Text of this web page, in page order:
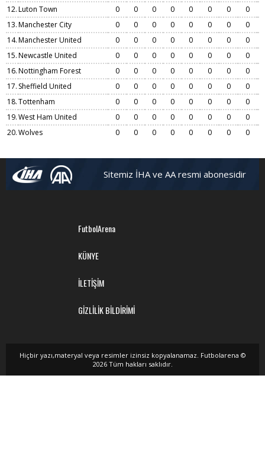
12.Luton Town 0 0 0 0 0 0 0
0
13.Manchester City 0 0 0 0 0 0 0
0
14.Manchester United 0 0 0 0 0 0 0
0
15.Newcastle United 0 0 0 0 0 0 0
0
16.Nottingham Forest 0 0 0 0 0 0 0
0
17. Sheffield United 0 0 0 0 0 0 0
0
18.Tottenham 0 0 0 0 0 0 0
0
19.West Ham United 0 0 0 0 0 0 0
0
20.Wolves 0 0 0 0 0 0 0 0
Sitemiz İHA ve AA resmi abonesidir
FutbolArena
KÜNYE
İLETİŞİM
GİZLİLİK BİLDİRİMİ
Hiçbir yazı,materyal veya resimler izinsiz kopyalanamaz. Futbolarena ©
2026 Tüm hakları saklıdır.